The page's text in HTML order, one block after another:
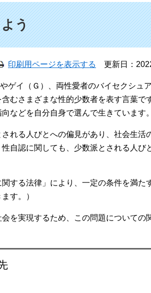
う
印刷用ページを表示する 更新日：
ゲイ（Ｇ）、両性愛者のバイセクシュ
むさまざまな性的少数者を表す言葉で
などを自分自身で選んで生きています。
れる人びとへの偏見があり、社会生活
自認に関しても、少数派とされる人び
する法律」により、一定の条件を満た
す。）
を実現するため、この問題についての